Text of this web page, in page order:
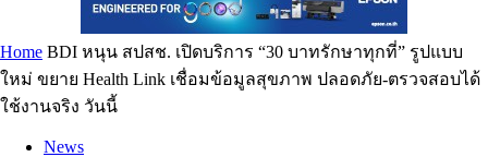
Home BDI หนุน สปสช. เปิดบริการ “30 บาทรักษาทุกที่” รูปแบบ
ใหม่ ขยาย Health Link เชื่อมข้อมูลสุขภาพ ปลอดภัย-ตรวจสอบได้
ใช้งานจริง วันนี้
News